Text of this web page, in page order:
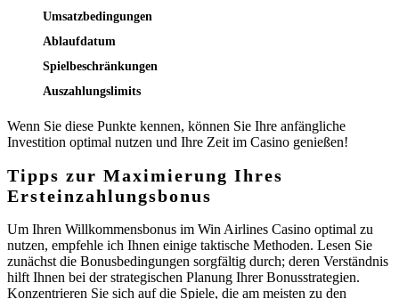
Umsatzbedingungen
Ablaufdatum
Spielbeschränkungen
Auszahlungslimits
Wenn Sie diese Punkte kennen, können Sie Ihre anfängliche
Investition optimal nutzen und Ihre Zeit im Casino genießen!
Tipps zur Maximierung Ihres
Ersteinzahlungsbonus
Um Ihren Willkommensbonus im Win Airlines Casino optimal zu
nutzen, empfehle ich Ihnen einige taktische Methoden. Lesen Sie
zunächst die Bonusbedingungen sorgfältig durch; deren Verständnis
hilft Ihnen bei der strategischen Planung Ihrer Bonusstrategien.
Konzentrieren Sie sich auf die Spiele, die am meisten zu den